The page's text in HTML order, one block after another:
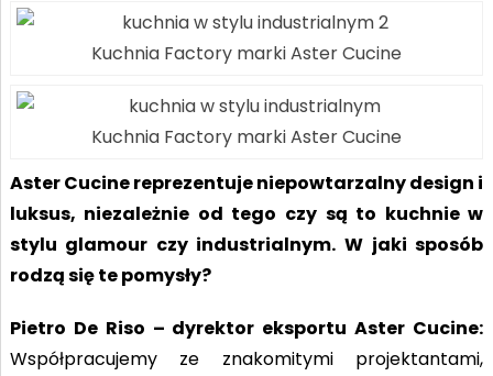
Kuchnia Factory marki Aster Cucine
Kuchnia Factory marki Aster Cucine
Aster Cucine reprezentuje niepowtarzalny design i
luksus, niezależnie od tego czy są to kuchnie w
stylu glamour czy industrialnym. W jaki sposób
rodzą się te pomysły?
Pietro De Riso – dyrektor eksportu Aster Cucine:
Współpracujemy ze znakomitymi projektantami,